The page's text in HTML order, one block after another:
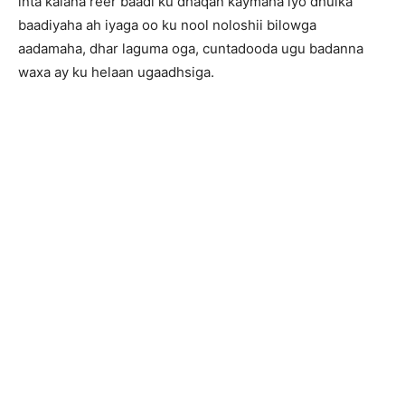
baadiyaha ah iyaga oo ku nool noloshii bilowga
aadamaha, dhar laguma oga, cuntadooda ugu badanna
waxa ay ku helaan ugaadhsiga.